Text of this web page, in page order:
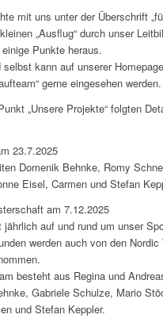
mit uns unter der Überschrift
„Ausflug“ durch unser
Punkte heraus.
selbst kann auf unserer
gerne eingesehen werden.
„Unsere Projekte“ folgten
23.7.2025
Domenik Behnke, Romy
Eisel, Carmen und Stefan
am 7.12.2025
jährlich auf und rund um unser
werden auch von den Nordic
besteht aus Regina und
Gabriele Schulze, Mario
und Stefan Keppler.